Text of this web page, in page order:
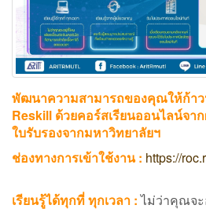
พัฒนาความสามารถของคุณให้ก้า
Reskill ด้วยคอร์สเรียนออนไลน์จา
ใบรับรองจากมหาวิทยาลัยฯ
ช่องทางการเข้าใช้งาน : https://
เรียนรู้ได้ทุกที่ ทุกเวลา : ไม่ว่าคุณจะ